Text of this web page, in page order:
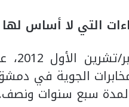
التي لا أساس لها
اتخذت حياة
الجوية في
لمدة سبع سنوات ونصف.